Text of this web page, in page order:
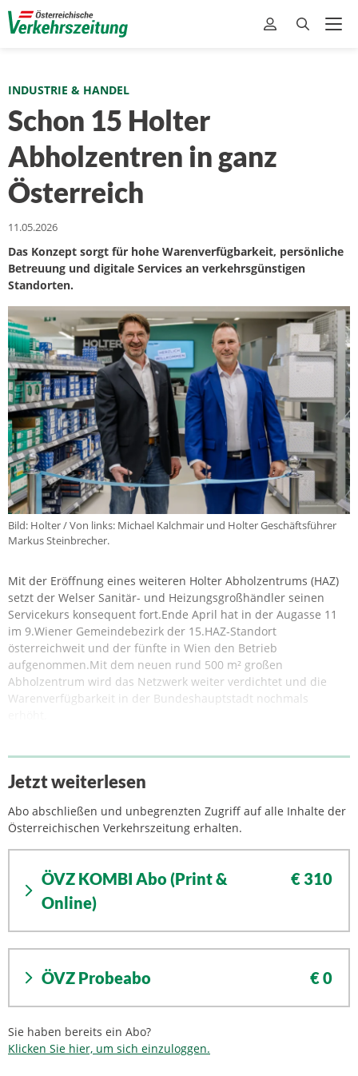
INDUSTRIE & HANDEL
Schon 15 Holter
Abholzentren in ganz
Österreich
11.05.2026
Das Konzept sorgt für hohe Warenverfügbarkeit, persönliche
Betreuung und digitale Services an verkehrsgünstigen
Standorten.
Bild: Holter / Von links: Michael Kalchmair und Holter Geschäftsführer
Markus Steinbrecher.
Mit der Eröffnung eines weiteren Holter Abholzentrums (HAZ)
setzt der Welser Sanitär- und Heizungsgroßhändler seinen
Servicekurs konsequent fort.Ende April hat in der Augasse 11
im 9.Wiener Gemeindebezirk der 15.HAZ‑Standort
österreichweit und der fünfte in Wien den Betrieb
aufgenommen.Mit dem neuen rund 500 m² großen
Abholzentrum wird das Netzwerk weiter verdichtet und die
Warenverfügbarkeit in der Bundeshauptstadt nochmals
Jetzt weiterlesen
Abo abschließen und unbegrenzten Zugriff auf alle Inhalte der
Österreichischen Verkehrszeitung erhalten.
ÖVZ KOMBI Abo (Print &
Online)
€ 310
ÖVZ Probeabo € 0
Sie haben bereits ein Abo?
Klicken Sie hier, um sich einzuloggen.